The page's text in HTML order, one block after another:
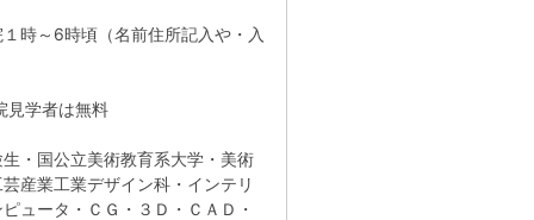
時～6時頃（名前住所記入や・入
見学者は無料
・国公立美術教育系大学・美術
産業工業デザイン科・インテリ
ュータ・ＣＧ・３Ｄ・ＣＡＤ・